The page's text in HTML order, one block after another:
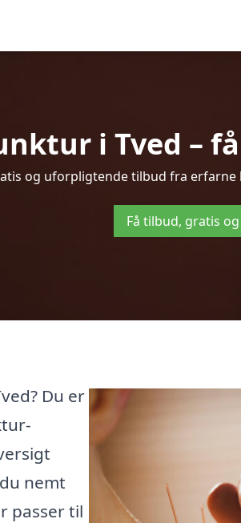
i Tved –
og uforpligtende tilbud fra
Få tilbud, gratis
Du er
nemt
passer til